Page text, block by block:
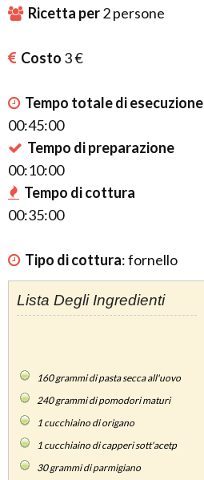
Ricetta per2persone
Costo 3 €
Tempo totale di esecuzione
00:45:00
Tempo di preparazione
00:10:00
Tempo di cottura
00:35:00
Tipo di cottura:fornello
Lista Degli Ingredienti
160grammi di pasta secca all'uovo
240grammi di pomodori maturi
1 cucchiaino di origano
1 cucchiaino di capperi sott'acetp
30grammi di parmigiano